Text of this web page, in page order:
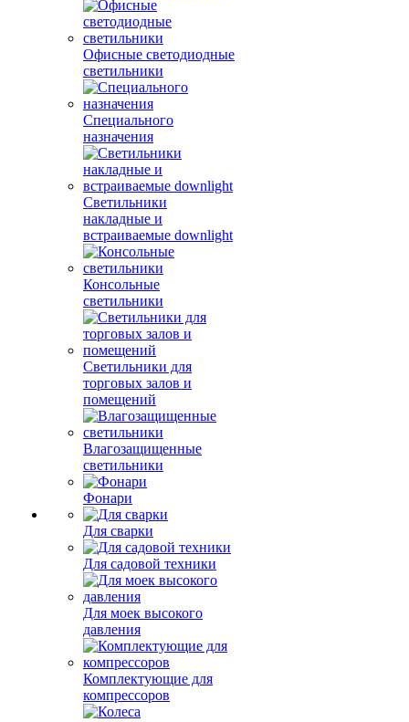
Офисные светодиодные
светильники
Специального
назначения
Светильники
накладные и
встраиваемые downlight
Консольные
светильники
Светильники для
торговых залов и
помещений
Влагозащищенные
светильники
Фонари
Для сварки
Для садовой техники
Для моек высокого
давления
Комплектующие для
компрессоров